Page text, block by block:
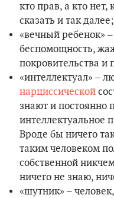
кто прав, а кто нет,
сказать и так далее;
«вечный ребенок»
беспомощность,
покровительства и
«интеллектуал» –
нарциссической
знают и постоянно
интеллектуальное
Вроде бы ничего
таким человеком
собственной
ничего не знаю,
«шутник» –